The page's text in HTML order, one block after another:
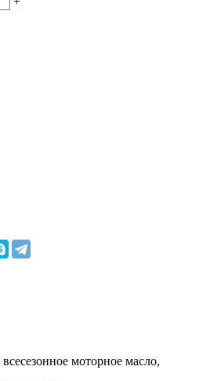
моторное масло,